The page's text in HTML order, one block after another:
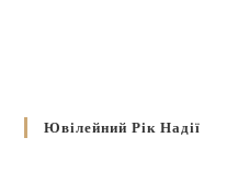
Ювілейний Рік Надії